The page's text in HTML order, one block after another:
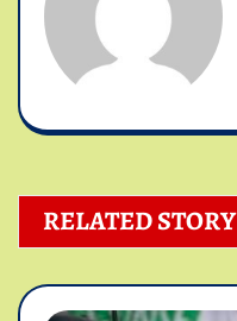
RELATED STORY